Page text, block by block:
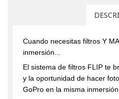
Cuando necesitas filtros Y
inmersión...
El sistema de filtros FLIP te
y la oportunidad de hacer
GoPro en la misma inmersión.